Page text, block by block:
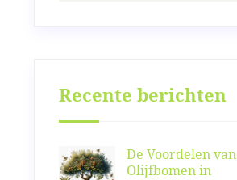
Recente berichten
De Voordelen van
Olijfbomen in